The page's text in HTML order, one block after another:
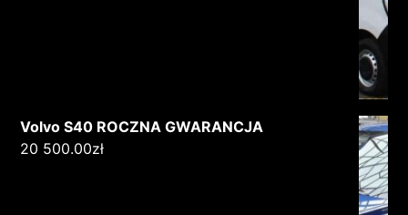
Volvo S40 ROCZNA GWARANCJA
20 500.00zł